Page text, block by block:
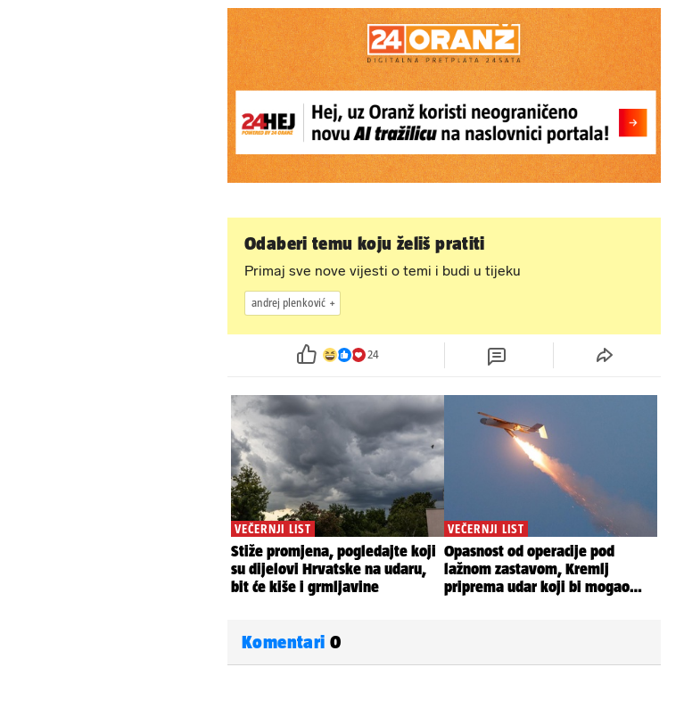
Odaberi temu koju želiš pratiti
Primaj sve nove vijesti o temi i budi u tijeku
andrej plenković
24
Komentari 0